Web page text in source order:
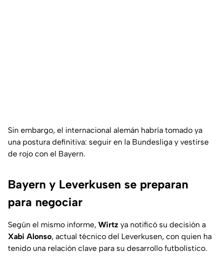
Sin embargo, el internacional alemán habría tomado ya
una postura definitiva: seguir en la Bundesliga y vestirse
de rojo con el Bayern.
Bayern y Leverkusen se preparan
para negociar
Según el mismo informe, Wirtz ya notificó su decisión a
Xabi Alonso, actual técnico del Leverkusen, con quien ha
tenido una relación clave para su desarrollo futbolístico.